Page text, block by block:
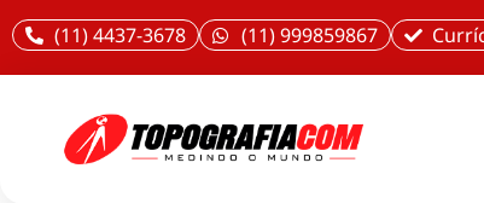
(11) 4437-3678 (11) 999859867